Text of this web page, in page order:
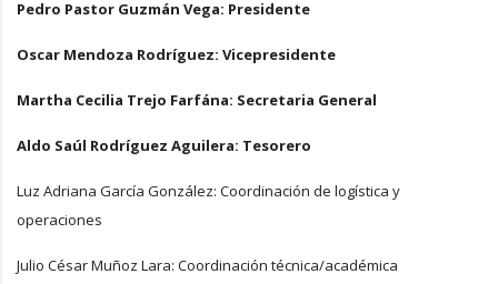
Pedro Pastor Guzmán Vega: Presidente
Oscar Mendoza Rodríguez: Vicepresidente
Martha Cecilia Trejo Farfána: Secretaria General
Aldo Saúl Rodríguez Aguilera: Tesorero
Luz Adriana García González: Coordinación de logística y
operaciones
Julio César Muñoz Lara: Coordinación técnica/académica